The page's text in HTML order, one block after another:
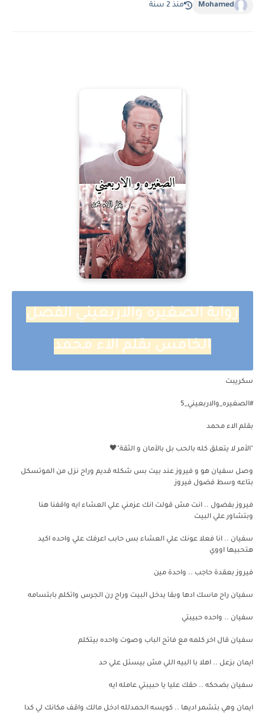
Mohamed منذ 2 سنة
رواية الصغيره والاربعيني الفصل
الخامس بقلم الاء محمد
سكريبت
#الصغيره_والاربعيني_5
بقلم الاء محمد
‏"الأمر لا يتعلق كله بالحب بل بالأمان و الثقة"🖤
وصل سفيان هو و فيروز عند بيت بس شكله قديم وراح نزل من الموتسكل
بتاعه وسط فضول فيروز
فيروز بفضول .. انت مش قولت انك عزمني علي العشاء ايه واقفنا هنا
وبتشاور علي البيت
سفيان .. انا فعلا عونك علي العشاء بس حابب اعرفك علي واحده اكيد
هتحبيها اووي
فيروز بعقدة حاجب .. واحدة مين
سفيان راح ماسك ادها وبقا يدخل البيت وراح رن الجرس واتكلم بابتسامه
سفيان .. واحده حبيبتي
سفيان قال اخر كلمه مع فاتح الباب وصوت واحده بيتكلم
ايمان بزعل .. اهلا با البيه اللي مش بيسئل علي حد
سفيان بضحكه .. حقك عليا يا حبيبتي عامله ايه
ايمان وهي بتشمر اديها .. كويسه الحمدلله ادخل مالك واقف مكانك لي كدا